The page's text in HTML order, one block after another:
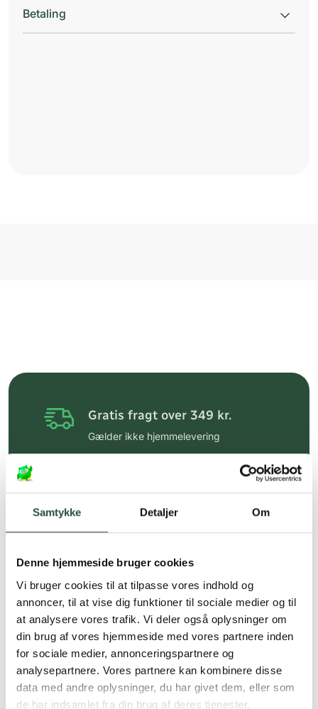
Samtykke Detaljer Om
Denne hjemmeside bruger cookies
Vi bruger cookies til at tilpasse vores indhold og
annoncer, til at vise dig funktioner til sociale medier og til
at analysere vores trafik. Vi deler også oplysninger om
din brug af vores hjemmeside med vores partnere inden
for sociale medier, annonceringspartnere og
analysepartnere. Vores partnere kan kombinere disse
data med andre oplysninger, du har givet dem, eller som
de har indsamlet fra din brug af deres tjenester.
Betaling
Gratis fragt over 349 kr.
Gælder ikke hjemmelevering
Få hjælp til din webordre
kundeservice@uglecare.dk
Hurtig levering (30 min. i Kbh)
Hurtigt leveringen via GLS, og DAO
Faste lave priser*
*Gælder ikke ernæringsprodukter.
Stort udvalg af kendte
produkter
Vi tilbyder et stort udvalg af kendte
cremer, vitaminer og andre spændende